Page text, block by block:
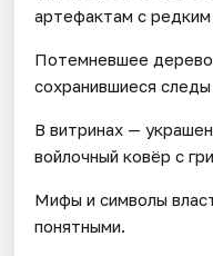
артефактам с
Потемневшее
сохранившиеся
В витринах —
войлочный ковёр с
Мифы и символы
понятными.